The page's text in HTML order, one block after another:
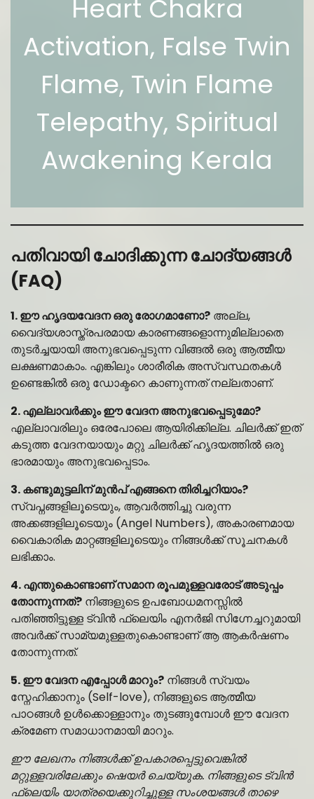
Heart Chakra
Activation, False Twin
Flame, Twin Flame
Telepathy, Spiritual
Awakening Kerala
പതിവായി ചോദിക്കുന്ന ചോദ്യങ്ങൾ
(FAQ)
1. ഈ ഹൃദയവേദന ഒരു രോഗമാണോ? അല്ല,
വൈദ്യശാസ്ത്രപരമായ കാരണങ്ങളൊന്നുമില്ലാതെ
തുടർച്ചയായി അനുഭവപ്പെടുന്ന വിങ്ങൽ ഒരു ആത്മീയ
ലക്ഷണമാകാം. എങ്കിലും ശാരീരിക അസ്വസ്ഥതകൾ
ഉണ്ടെങ്കിൽ ഒരു ഡോക്ടറെ കാണുന്നത് നല്ലതാണ്.
2. എല്ലാവർക്കും ഈ വേദന അനുഭവപ്പെടുമോ?
എല്ലാവരിലും ഒരേപോലെ ആയിരിക്കില്ല. ചിലർക്ക് ഇത്
കടുത്ത വേദനയായും മറ്റു ചിലർക്ക് ഹൃദയത്തിൽ ഒരു
ഭാരമായും അനുഭവപ്പെടാം.
3. കണ്ടുമുട്ടലിന് മുൻപ് എങ്ങനെ തിരിച്ചറിയാം?
സ്വപ്നങ്ങളിലൂടെയും, ആവർത്തിച്ചു വരുന്ന
അക്കങ്ങളിലൂടെയും (Angel Numbers), അകാരണമായ
വൈകാരിക മാറ്റങ്ങളിലൂടെയും നിങ്ങൾക്ക് സൂചനകൾ
ലഭിക്കാം.
4. എന്തുകൊണ്ടാണ് സമാന രൂപമുള്ളവരോട് അടുപ്പം
തോന്നുന്നത്? നിങ്ങളുടെ ഉപബോധമനസ്സിൽ
പതിഞ്ഞിട്ടുള്ള ട്വിൻ ഫ്ലെയിം എനർജി സിഗ്നേച്ചറുമായി
അവർക്ക് സാമ്യമുള്ളതുകൊണ്ടാണ് ആ ആകർഷണം
തോന്നുന്നത്.
5. ഈ വേദന എപ്പോൾ മാറും? നിങ്ങൾ സ്വയം
സ്നേഹിക്കാനും (Self-love), നിങ്ങളുടെ ആത്മീയ
പാഠങ്ങൾ ഉൾക്കൊള്ളാനും തുടങ്ങുമ്പോൾ ഈ വേദന
ക്രമേണ സമാധാനമായി മാറും.
ഈ ലേഖനം നിങ്ങൾക്ക് ഉപകാരപ്പെട്ടുവെങ്കിൽ
മറ്റുള്ളവരിലേക്കും ഷെയർ ചെയ്യുക. നിങ്ങളുടെ ട്വിൻ
ഫ്ലെയിം യാത്രയെക്കുറിച്ചുള്ള സംശയങ്ങൾ താഴെ